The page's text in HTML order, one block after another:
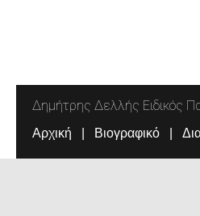
Δημήτρης Δελλής Ειδικός
Αρχική Βιογραφικό